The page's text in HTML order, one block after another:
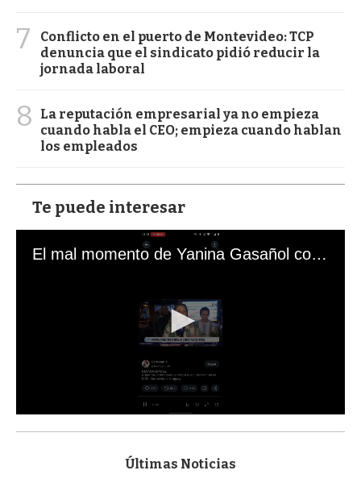
7
Conflicto en el puerto de Montevideo: TCP
denuncia que el sindicato pidió reducir la
jornada laboral
8
La reputación empresarial ya no empieza
cuando habla el CEO; empieza cuando hablan
los empleados
Te puede interesar
El mal momento de Yanina Gasañol con un hincha argentino en "Subrayado"
s
Últimas Noticias